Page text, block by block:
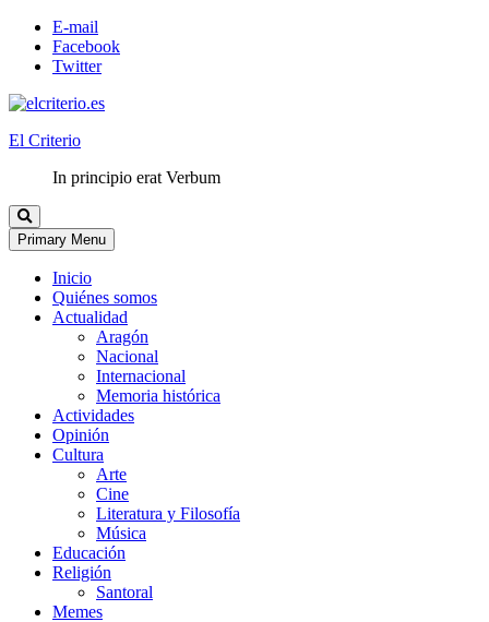
E-mail
Facebook
Twitter
El Criterio
In principio erat Verbum
Primary Menu
Inicio
Quiénes somos
Actualidad
Aragón
Nacional
Internacional
Memoria histórica
Actividades
Opinión
Cultura
Arte
Cine
Literatura y Filosofía
Música
Educación
Religión
Santoral
Memes